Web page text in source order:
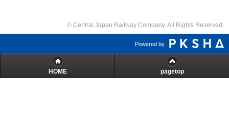
© Central Japan Railway Company. All Rights Reserved.
Powered by
HOME pagetop